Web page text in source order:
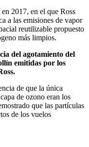
2017, en el que Ross
a las emisiones de vapor
reutilizable propuesto
más limpios.
del agotamiento del
emitidas por los
de que la única
de ozono eran los
que las partículas
de los vuelos